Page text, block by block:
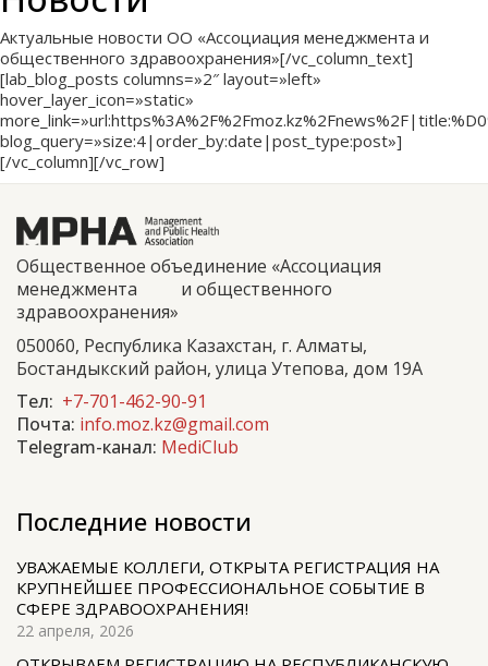
Актуальные новости ОО «Ассоциация менеджмента и
общественного здравоохранения»[/vc_column_text]
[lab_blog_posts columns=»2″ layout=»left»
hover_layer_icon=»static»
blog_query=»size:4|order_by:date|post_type:post»]
[/vc_column][/vc_row]
Общественное объединение «Ассоциация
менеджмента и общественного
здравоохранения»
050060, Республика Казахстан, г. Алматы,
Бостандыкский район, улица Утепова, дом 19А
Тел: +7-701-462-90-91
Почта: info.moz.kz@gmail.com
Telegram-канал: MediClub
Последние новости
УВАЖАЕМЫЕ КОЛЛЕГИ, ОТКРЫТА РЕГИСТРАЦИЯ НА
КРУПНЕЙШЕЕ ПРОФЕССИОНАЛЬНОЕ СОБЫТИЕ В
СФЕРЕ ЗДРАВООХРАНЕНИЯ!
22 апреля, 2026